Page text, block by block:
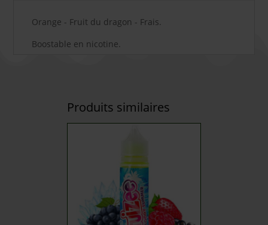
Orange - Fruit du dragon - Frais.
Boostable en nicotine.
Produits similaires